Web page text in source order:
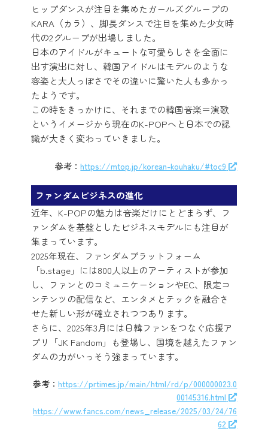
ヒップダンスが注目を集めたガールズグループの
KARA（カラ）、脚長ダンスで注目を集めた少女時
代の2グループが出場しました。
日本のアイドルがキュートな可愛らしさを全面に
出す演出に対し、韓国アイドルはモデルのような
容姿と大人っぽさでその違いに驚いた人も多かっ
たようです。
この時をきっかけに、それまでの韓国音楽＝演歌
というイメージから現在のK-POPへと日本での認
識が大きく変わっていきました。
参考：https://mtop.jp/korean-kouhaku/#toc9
ファンダムビジネスの進化
近年、K-POPの魅力は音楽だけにとどまらず、フ
ァンダムを基盤としたビジネスモデルにも注目が
集まっています。
2025年現在、ファンダムプラットフォーム
「b.stage」には800人以上のアーティストが参加
し、ファンとのコミュニケーションやEC、限定コ
ンテンツの配信など、エンタメとテックを融合さ
せた新しい形が確立されつつあります。
さらに、2025年3月には日韓ファンをつなぐ応援ア
プリ「JK Fandom」も登場し、国境を越えたファン
ダムの力がいっそう強まっています。
参考：https://prtimes.jp/main/html/rd/p/000000023.0
00145316.html
https://www.fancs.com/news_release/2025/03/24/76
62